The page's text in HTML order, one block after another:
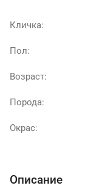
Кличка:
Пол:
Возраст:
Порода:
Окрас:
Описание